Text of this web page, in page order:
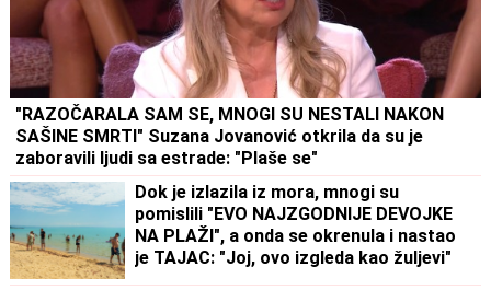
"RAZOČARALA SAM SE, MNOGI SU NESTALI NAKON
SAŠINE SMRTI" Suzana Jovanović otkrila da su je
zaboravili ljudi sa estrade: "Plaše se"
Dok je izlazila iz mora, mnogi su
pomislili "EVO NAJZGODNIJE DEVOJKE
NA PLAŽI", a onda se okrenula i nastao
je TAJAC: "Joj, ovo izgleda kao žuljevi"